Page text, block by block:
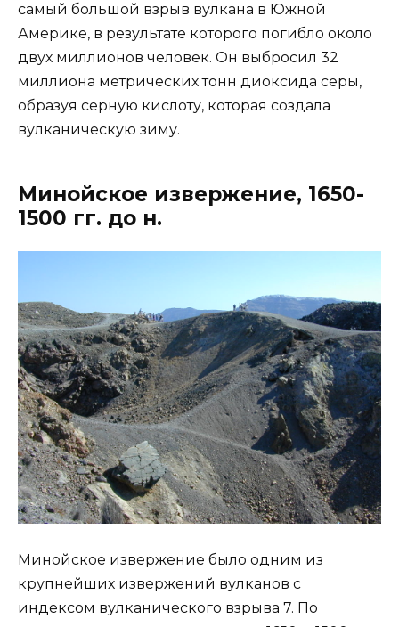
самый большой взрыв вулкана в Южной
Америке, в результате которого погибло около
двух миллионов человек. Он выбросил 32
миллиона метрических тонн диоксида серы,
образуя серную кислоту, которая создала
вулканическую зиму.
Минойское извержение, 1650-
1500 гг. до н.
Минойское извержение было одним из
крупнейших извержений вулканов с
индексом вулканического взрыва 7. По